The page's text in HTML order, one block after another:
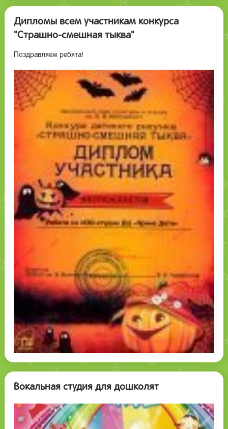
Дипломы всем участникам конкурса
"Страшно-смешная тыква"
Поздравляем ребята!
Вокальная студия для дошколят